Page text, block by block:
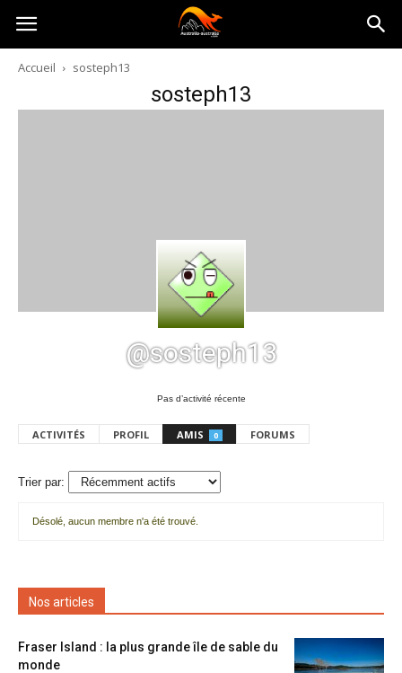
Australia-
australie.com
Accueil sosteph13
sosteph13
@sosteph13
Pas d’activité récente
ACTIVITÉS PROFIL AMIS 0 FORUMS
Trier par:
amis
Désolé, aucun membre n'a été trouvé.
Nos articles
Fraser Island : la plus grande île de sable du
monde